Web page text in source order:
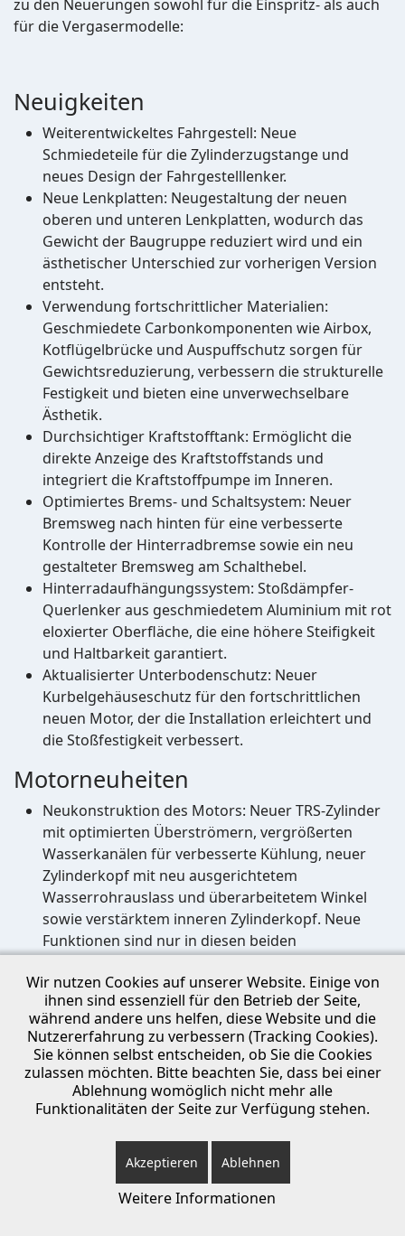
zu den Neuerungen sowohl für die Einspritz- als auch
für die Vergasermodelle:
Neuigkeiten
Weiterentwickeltes Fahrgestell: Neue
Schmiedeteile für die Zylinderzugstange und
neues Design der Fahrgestelllenker.
Neue Lenkplatten: Neugestaltung der neuen
oberen und unteren Lenkplatten, wodurch das
Gewicht der Baugruppe reduziert wird und ein
ästhetischer Unterschied zur vorherigen Version
entsteht.
Verwendung fortschrittlicher Materialien:
Geschmiedete Carbonkomponenten wie Airbox,
Kotflügelbrücke und Auspuffschutz sorgen für
Gewichtsreduzierung, verbessern die strukturelle
Festigkeit und bieten eine unverwechselbare
Ästhetik.
Durchsichtiger Kraftstofftank: Ermöglicht die
direkte Anzeige des Kraftstoffstands und
integriert die Kraftstoffpumpe im Inneren.
Optimiertes Brems- und Schaltsystem: Neuer
Bremsweg nach hinten für eine verbesserte
Kontrolle der Hinterradbremse sowie ein neu
gestalteter Bremsweg am Schalthebel.
Hinterradaufhängungssystem: Stoßdämpfer-
Querlenker aus geschmiedetem Aluminium mit rot
eloxierter Oberfläche, die eine höhere Steifigkeit
und Haltbarkeit garantiert.
Aktualisierter Unterbodenschutz: Neuer
Kurbelgehäuseschutz für den fortschrittlichen
neuen Motor, der die Installation erleichtert und
die Stoßfestigkeit verbessert.
Motorneuheiten
Neukonstruktion des Motors: Neuer TRS-Zylinder
mit optimierten Überströmern, vergrößerten
Wasserkanälen für verbesserte Kühlung, neuer
Zylinderkopf mit neu ausgerichtetem
Wasserrohrauslass und überarbeitetem Winkel
sowie verstärktem inneren Zylinderkopf. Neue
Funktionen sind nur in diesen beiden
Verbesserungen am Kühlsystem: Nadelkäfigfreie
Wasserpumpenbaugruppe, die für mehr Stabilität
und Haltbarkeit bei der Wellenrotation sorgt.
Bessere Massenverteilung: Fortschrittliche
Kurbelgehäuse optimieren die Gewichtsverteilung
und verbessern so das Gesamthandling des
Motorrads.
Anlassermotor und bearbeitete Halterung, die die
Zuverlässigkeit und Robustheit der Baugruppe
Wir nutzen Cookies auf unserer Website. Einige von
ihnen sind essenziell für den Betrieb der Seite,
während andere uns helfen, diese Website und die
Nutzererfahrung zu verbessern (Tracking Cookies).
Sie können selbst entscheiden, ob Sie die Cookies
zulassen möchten. Bitte beachten Sie, dass bei einer
Ablehnung womöglich nicht mehr alle
Funktionalitäten der Seite zur Verfügung stehen.
Akzeptieren Ablehnen
Weitere Informationen